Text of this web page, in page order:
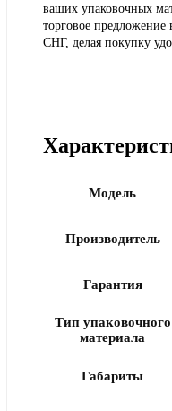
ваших упаковочных
торговое предложение
СНГ, делая покупку
Модель
Производитель
Гарантия
Тип упаковочного
материала
Габариты